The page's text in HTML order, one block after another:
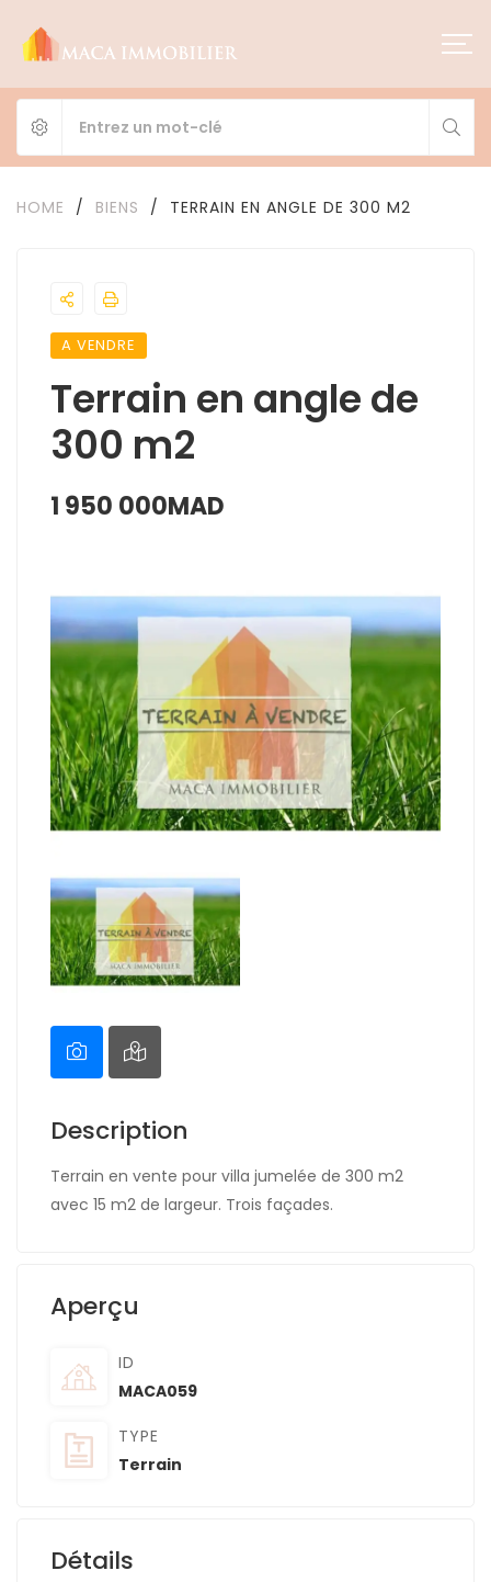
HOME / BIENS / TERRAIN EN ANGLE DE 300 M2
A VENDRE
Terrain en angle de
300 m2
1 950 000MAD
Description
Terrain en vente pour villa jumelée de 300 m2
avec 15 m2 de largeur. Trois façades.
Aperçu
ID
MACA059
TYPE
Terrain
Détails